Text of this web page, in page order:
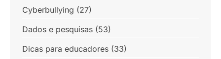
Cyberbullying (27)
Dados e pesquisas (53)
Dicas para educadores (33)